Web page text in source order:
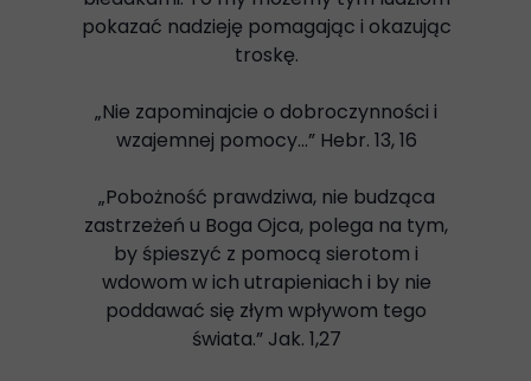
pokazać nadzieję pomagając i okazując
troskę.
„Nie zapominajcie o dobroczynności i
wzajemnej pomocy…” Hebr. 13, 16
„Pobożność prawdziwa, nie budząca
zastrzeżeń u Boga Ojca, polega na tym,
by śpieszyć z pomocą sierotom i
wdowom w ich utrapieniach i by nie
poddawać się złym wpływom tego
świata.” Jak. 1,27